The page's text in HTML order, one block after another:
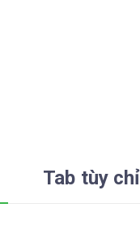
Tab tùy